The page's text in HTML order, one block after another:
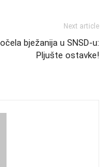
Next article
bježanija u SNSD-u:
Pljušte ostavke!